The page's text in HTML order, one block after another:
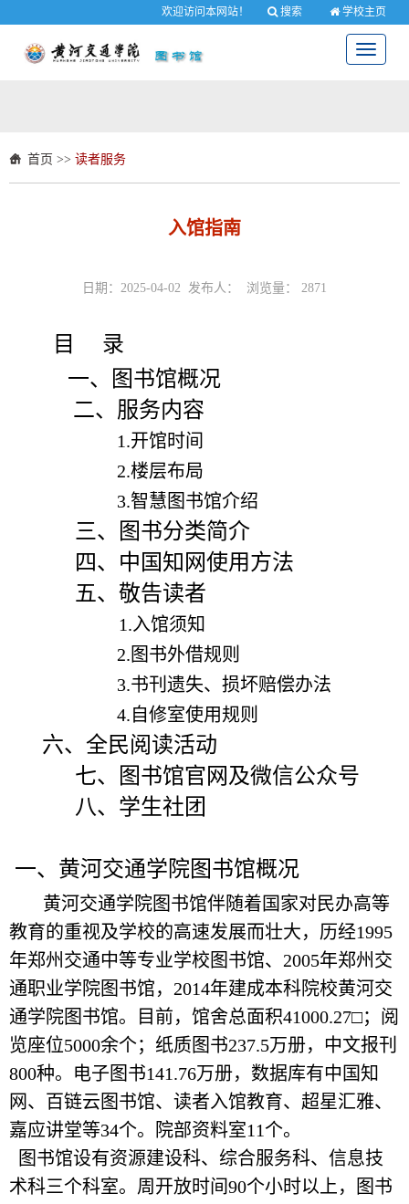
欢迎访问本网站！ 搜索 学校主页
Toggle
首页 >> 读者服务
入馆指南
日期：2025-04-02 发布人： 浏览量： 2871
目 录
一、图书馆概况
二、服务内容
1.开馆时间
2.楼层布局
3.智慧图书馆介绍
三、图书分类简介
四、中国知网使用方法
五、敬告读者
1.入馆须知
2.图书外借规则
3.书刊遗失、损坏赔偿办法
4.自修室使用规则
六、全民阅读活动
七、图书馆官网及微信公众号
八、学生社团
一、黄河交通学院图书馆概况
黄河交通学院图书馆伴随着国家对民办高等
教育的重视及学校的高速发展而壮大，历经1995
年郑州交通中等专业学校图书馆、2005年郑州交
通职业学院图书馆，2014年建成本科院校黄河交
通学院图书馆。目前，馆舍总面积41000.27□；阅
览座位5000余个；纸质图书237.5万册，中文报刊
800种。电子图书141.76万册，数据库有中国知
网、百链云图书馆、读者入馆教育、超星汇雅、
嘉应讲堂等34个。院部资料室11个。
图书馆设有资源建设科、综合服务科、信息技
术科三个科室。周开放时间90个小时以上，图书